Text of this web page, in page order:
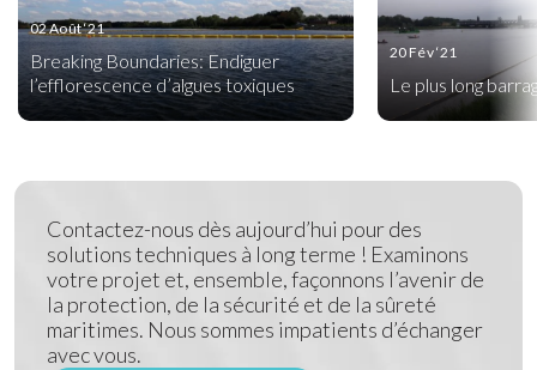
02 Août ‘21
Breaking Boundaries: Endiguer
l’efflorescence d’algues toxiques
20 Fév ‘21
Le plus long
Contactez-nous dès aujourd’hui pour des
solutions techniques à long terme ! Examinons
votre projet et, ensemble, façonnons l’avenir de
la protection, de la sécurité et de la sûreté
maritimes. Nous sommes impatients d’échanger
avec vous.